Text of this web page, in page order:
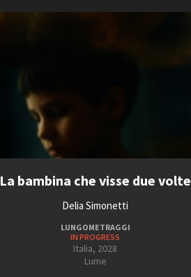
La bambina che visse due volte
Delia Simonetti
LUNGOMETRAGGI
IN PROGRESS
Italia, 2028
Lume